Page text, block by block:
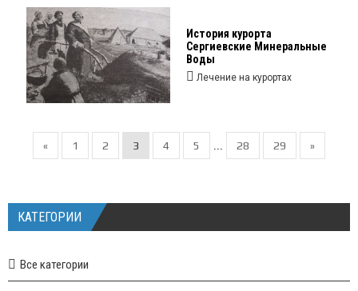
История курорта
Сергиевские Минеральные
Воды
Лечение на курортах
« 1 2 3 4 5 ... 28 29 »
КАТЕГОРИИ
Все категории